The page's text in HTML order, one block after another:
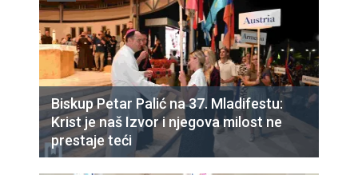
Biskup Petar Palić na 37. Mladifestu:
Krist je naš Izvor i njegova milost ne
prestaje teći